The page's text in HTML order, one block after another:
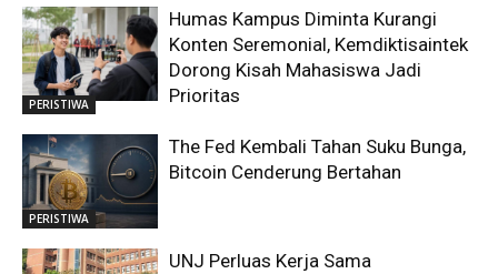
PERISTIWA
Humas Kampus Diminta Kurangi
Konten Seremonial, Kemdiktisaintek
Dorong Kisah Mahasiswa Jadi
Prioritas
PERISTIWA
The Fed Kembali Tahan Suku Bunga,
Bitcoin Cenderung Bertahan
UNJ Perluas Kerja Sama